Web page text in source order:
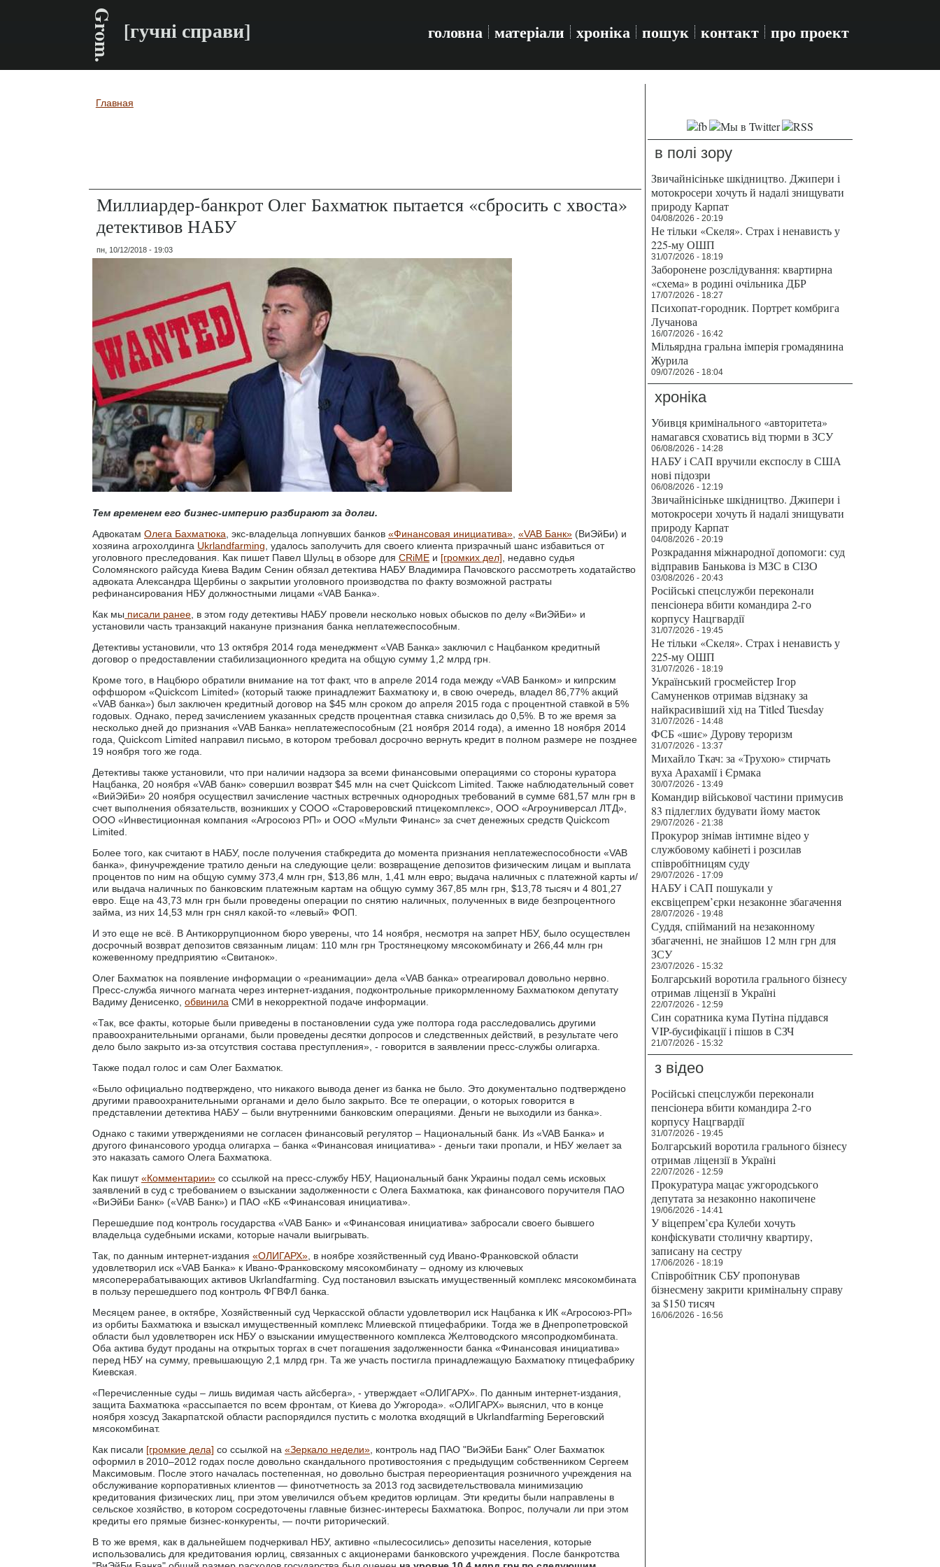
Grom. [гучні справи] головна матеріали хроніка пошук контакт про проект
Вы здесь
Главная
Миллиардер-банкрот Олег Бахматюк пытается «сбросить с хвоста»
детективов НАБУ
пн, 10/12/2018 - 19:03
Тем временем его бизнес-империю разбирают за долги.
Адвокатам Олега Бахматюка , экс-владельца лопнувших банков «Финансовая инициатива» «VAB Банк» (ВиЭйБи) и
хозяина агрохолдинга Ukrlandfarming , удалось заполучить для своего клиента призрачный шанс избавиться от
уголовного преследования. Как пишет Павел Шульц в обзоре для CRiME и [громких дел] , недавно судья
Соломянского райсуда Киева Вадим Сенин обязал детектива НАБУ Владимира Пачовского рассмотреть ходатайство
адвоката Александра Щербины о закрытии уголовного производства по факту возможной растраты
рефинансирования НБУ должностными лицами «VAB Банка».
Как мы писали ранее , в этом году детективы НАБУ провели несколько новых обысков по делу «ВиЭйБи» и
установили часть транзакций накануне признания банка неплатежеспособным.
Детективы установили, что 13 октября 2014 года менеджмент «VAB Банка» заключил с Нацбанком кредитный
договор о предоставлении стабилизационного кредита на общую сумму 1,2 млрд грн.
Кроме того, в Нацбюро обратили внимание на тот факт, что в апреле 2014 года между «VAB Банком» и кипрским
оффшором «Quickcom Limited» (который также принадлежит Бахматюку и, в свою очередь, владел 86,77% акций
«VAB банка») был заключен кредитный договор на $45 млн сроком до апреля 2015 года с процентной ставкой в 5%
годовых. Однако, перед зачислением указанных средств процентная ставка снизилась до 0,5%. В то же время за
несколько дней до признания «VAB Банка» неплатежеспособным (21 ноября 2014 года), а именно 18 ноября 2014
года, Quickcom Limited направил письмо, в котором требовал досрочно вернуть кредит в полном размере не позднее
19 ноября того же года.
Детективы также установили, что при наличии надзора за всеми финансовыми операциями со стороны куратора
Нацбанка, 20 ноября «VAB банк» совершил возврат $45 млн на счет Quickcom Limited. Также наблюдательный совет
«ВийЭйБи» 20 ноября осуществил зачисление частных встречных однородных требований в сумме 681,57 млн грн в
счет выполнения обязательств, возникших у СООО «Староверовский птицекомплекс», ООО «Агроуниверсал ЛТД»,
ООО «Инвестиционная компания «Агросоюз РП» и ООО «Мульти Финанс» за счет денежных средств Quickcom
Limited.
Более того, как считают в НАБУ, после получения стабкредита до момента признания неплатежеспособности «VAB
банка», финучреждение тратило деньги на следующие цели: возвращение депозитов физическим лицам и выплата
процентов по ним на общую сумму 373,4 млн грн, $13,86 млн, 1,41 млн евро; выдача наличных с платежной карты и/
или выдача наличных по банковским платежным картам на общую сумму 367,85 млн грн, $13,78 тысяч и 4 801,27
евро. Еще на 43,73 млн грн были проведены операции по снятию наличных, полученных в виде безпроцентного
займа, из них 14,53 млн грн снял какой-то «левый» ФОП.
И это еще не всё. В Антикоррупционном бюро уверены, что 14 ноября, несмотря на запрет НБУ, было осуществлен
досрочный возврат депозитов связанным лицам: 110 млн грн Тростянецкому мясокомбинату и 266,44 млн грн
кожевенному предприятию «Свитанок».
Олег Бахматюк на появление информации о «реанимации» дела «VAB банка» отреагировал довольно нервно.
Пресс-служба яичного магната через интернет-издания, подконтрольные прикормленному Бахматюком депутату
Вадиму Денисенко, обвинила СМИ в некорректной подаче информации.
«Так, все факты, которые были приведены в постановлении суда уже полтора года расследовались другими
правоохранительными органами, были проведены десятки допросов и следственных действий, в результате чего
дело было закрыто из-за отсутствия состава преступления», - говорится в заявлении пресс-службы олигарха.
Также подал голос и сам Олег Бахматюк.
«Было официально подтверждено, что никакого вывода денег из банка не было. Это документально подтверждено
другими правоохранительными органами и дело было закрыто. Все те операции, о которых говорится в
представлении детектива НАБУ – были внутренними банковским операциями. Деньги не выходили из банка».
Однако с такими утверждениями не согласен финансовый регулятор – Национальный банк. Из «VAB Банка» и
другого финансового уродца олигарха – банка «Финансовая инициатива» - деньги таки пропали, и НБУ желает за
это наказать самого Олега Бахматюка.
Как пишут«Комментарии» со ссылкой на пресс-службу НБУ, Национальный банк Украины подал семь исковых
заявлений в суд с требованием о взыскании задолженности с Олега Бахматюка, как финансового поручителя ПАО
«ВиЭйБи Банк» («VAB Банк») и ПАО «КБ «Финансовая инициатива».
Перешедшие под контроль государства «VAB Банк» и «Финансовая инициатива» забросали своего бывшего
владельца судебными исками, которые начали выигрывать.
Так, по данным интернет-издания «ОЛИГАРХ» , в ноябре хозяйственный суд Ивано-Франковской области
удовлетворил иск «VAB Банка» к Ивано-Франковскому мясокомбинату – одному из ключевых
мясоперерабатывающих активов Ukrlandfarming. Суд постановил взыскать имущественный комплекс мясокомбината
в пользу перешедшего под контроль ФГВФЛ банка.
Месяцем ранее, в октябре, Хозяйственный суд Черкасской области удовлетворил иск Нацбанка к ИК «Агросоюз-РП»
из орбиты Бахматюка и взыскал имущественный комплекс Млиевской птицефабрики. Тогда же в Днепропетровской
области был удовлетворен иск НБУ о взыскании имущественного комплекса Желтоводского мясопродкомбината.
Оба актива будут проданы на открытых торгах в счет погашения задолженности банка «Финансовая инициатива»
перед НБУ на сумму, превышающую 2,1 млрд грн. Та же участь постигла принадлежащую Бахматюку птицефабрику
Киевская.
«Перечисленные суды – лишь видимая часть айсберга», - утверждает «ОЛИГАРХ». По данным интернет-издания,
защита Бахматюка «рассыпается по всем фронтам, от Киева до Ужгорода». «ОЛИГАРХ» выяснил, что в конце
ноября хозсуд Закарпатской области распорядился пустить с молотка входящий в Ukrlandfarming Береговский
мясокомбинат.
Как писали [громкие дела] со ссылкой на «Зеркало недели» , контроль над ПАО "ВиЭйБи Банк" Олег Бахматюк
оформил в 2010–2012 годах после довольно скандального противостояния с предыдущим собственником Сергеем
Максимовым. После этого началась постепенная, но довольно быстрая переориентация розничного учреждения на
обслуживание корпоративных клиентов — финотчетность за 2013 год засвидетельствовала минимизацию
кредитования физических лиц, при этом увеличился объем кредитов юрлицам. Эти кредиты были направлены в
сельское хозяйство, в котором сосредоточены главные бизнес-интересы Бахматюка. Вопрос, получали ли при этом
кредиты его прямые бизнес-конкуренты, — почти риторический.
В то же время, как в дальнейшем подчеркивал НБУ, активно «пылесосились» депозиты населения, которые
использовались для кредитования юрлиц, связанных с акционерами банковского учреждения. После банкротства
в полі зору
Звичайнісіньке шкідництво. Джипери і
мотокросери хочуть й надалі знищувати
природу Карпат
04/08/2026 - 20:19
Не тільки «Скеля». Страх і ненависть у
225-му ОШП
31/07/2026 - 18:19
Заборонене розслідування: квартирна
«схема» в родині очільника ДБР
17/07/2026 - 18:27
Психопат-городник. Портрет комбрига
Лучанова
16/07/2026 - 16:42
Мільярдна гральна імперія громадянина
Журила
09/07/2026 - 18:04
хроніка
Убивця кримінального «авторитета»
намагався сховатись від тюрми в ЗСУ
06/08/2026 - 14:28
НАБУ і САП вручили експослу в США
нові підозри
06/08/2026 - 12:19
Звичайнісіньке шкідництво. Джипери і
мотокросери хочуть й надалі знищувати
природу Карпат
04/08/2026 - 20:19
Розкрадання міжнародної допомоги: суд
відправив Банькова із МЗС в СІЗО
03/08/2026 - 20:43
Російські спецслужби переконали
пенсіонера вбити командира 2-го
корпусу Нацгвардії
31/07/2026 - 19:45
Не тільки «Скеля». Страх і ненависть у
225-му ОШП
31/07/2026 - 18:19
Український гросмейстер Ігор
Самуненков отримав відзнаку за
найкрасивіший хід на Titled Tuesday
31/07/2026 - 14:48
ФСБ «шиє» Дурову тероризм
31/07/2026 - 13:37
Михайло Ткач: за «Трухою» стирчать
вуха Арахамії і Єрмака
30/07/2026 - 13:49
Командир військової частини примусив
83 підлеглих будувати йому маєток
29/07/2026 - 21:38
Прокурор знімав інтимне відео у
службовому кабінеті і розсилав
співробітницям суду
29/07/2026 - 17:09
НАБУ і САП пошукали у
ексвіцепрем’єрки незаконне збагачення
28/07/2026 - 19:48
Суддя, спійманий на незаконному
збагаченні, не знайшов 12 млн грн для
ЗСУ
23/07/2026 - 15:32
Болгарський воротила грального бізнесу
отримав ліцензії в Україні
22/07/2026 - 12:59
Син соратника кума Путіна піддався
VIP-бусифікації і пішов в СЗЧ
21/07/2026 - 15:32
з відео
Російські спецслужби переконали
пенсіонера вбити командира 2-го
корпусу Нацгвардії
31/07/2026 - 19:45
Болгарський воротила грального бізнесу
отримав ліцензії в Україні
22/07/2026 - 12:59
Прокуратура мацає ужгородського
депутата за незаконно накопичене
19/06/2026 - 14:41
У віцепрем’єра Кулеби хочуть
конфіскувати столичну квартиру,
записану на сестру
17/06/2026 - 18:19
Співробітник СБУ пропонував
бізнесмену закрити кримінальну справу
за $150 тисяч
16/06/2026 - 16:56